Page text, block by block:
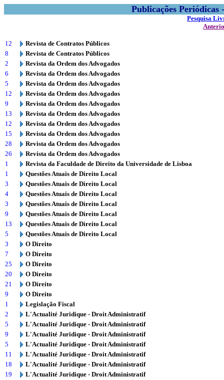
Publicações
Pesquisa
12
Revista de Contratos Públicos
8
Revista de Contratos Públicos
2
Revista da Ordem dos Advogados
6
Revista da Ordem dos Advogados
5
Revista da Ordem dos Advogados
12
Revista da Ordem dos Advogados
9
Revista da Ordem dos Advogados
13
Revista da Ordem dos Advogados
12
Revista da Ordem dos Advogados
15
Revista da Ordem dos Advogados
28
Revista da Ordem dos Advogados
26
Revista da Ordem dos Advogados
1
Revista da Faculdade de Direito da Universidade de Lisboa
1
Questões Atuais de Direito Local
3
Questões Atuais de Direito Local
4
Questões Atuais de Direito Local
3
Questões Atuais de Direito Local
9
Questões Atuais de Direito Local
13
Questões Atuais de Direito Local
5
Questões Atuais de Direito Local
3
O Direito
7
O Direito
25
O Direito
20
O Direito
21
O Direito
9
O Direito
1
Legislação Fiscal
2
L'Actualité Juridique - Droit Administratif
5
L'Actualité Juridique - Droit Administratif
9
L'Actualité Juridique - Droit Administratif
5
L'Actualité Juridique - Droit Administratif
11
L'Actualité Juridique - Droit Administratif
18
L'Actualité Juridique - Droit Administratif
19
L'Actualité Juridique - Droit Administratif